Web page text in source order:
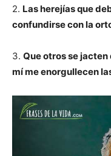
2. Las herejías que
confundirse con la
3. Que otros se jacten
mí me enorgullecen